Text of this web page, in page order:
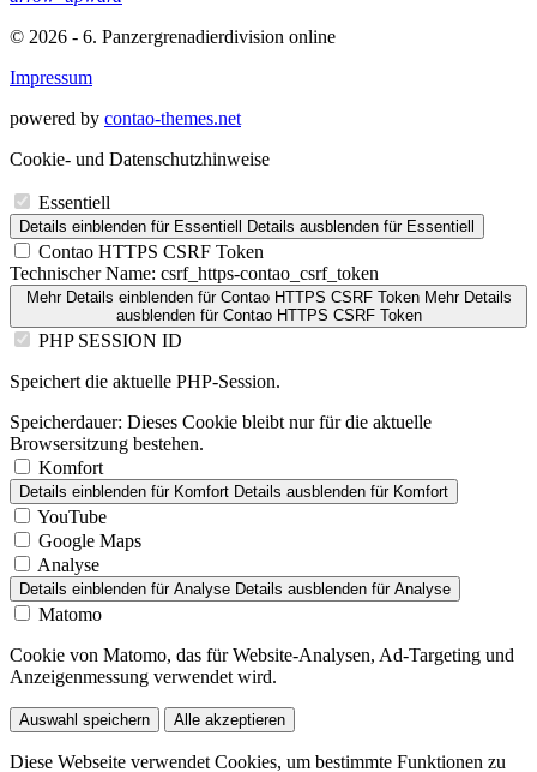
© 2026 - 6. Panzergrenadierdivision online
Impressum
powered by contao-themes.net
Cookie- und Datenschutzhinweise
Essentiell
Details einblenden für Essentiell Details ausblenden für Essentiell
Contao HTTPS CSRF Token
Technischer Name: csrf_https-contao_csrf_token
Mehr Details einblendenfür Contao HTTPS CSRF Token Mehr Details
ausblendenfür Contao HTTPS CSRF Token
PHP SESSION ID
Speichert die aktuelle PHP-Session.
Speicherdauer: Dieses Cookie bleibt nur für die aktuelle
Browsersitzung bestehen.
Komfort
Details einblenden für Komfort Details ausblenden für Komfort
YouTube
Google Maps
Analyse
Details einblenden für Analyse Details ausblenden für Analyse
Matomo
Cookie von Matomo, das für Website-Analysen, Ad-Targeting und
Anzeigenmessung verwendet wird.
Auswahl speichern Alle akzeptieren
Diese Webseite verwendet Cookies, um bestimmte Funktionen zu